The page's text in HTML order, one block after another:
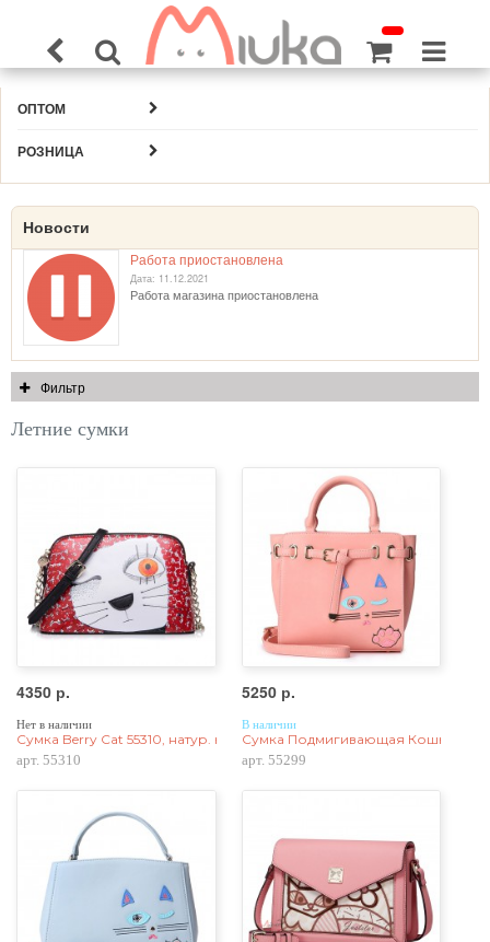
ОПТОМ
РОЗНИЦА
Новости
Работа приостановлена
Дата: 11.12.2021
Работа магазина приостановлена
Фильтр
Летние сумки
4350 р.
Нет в наличии
Сумка Berry Cat 55310, натур. кожа
арт. 55310
5250 р.
В наличии
Сумка Подмигивающая Кошка
арт. 55299